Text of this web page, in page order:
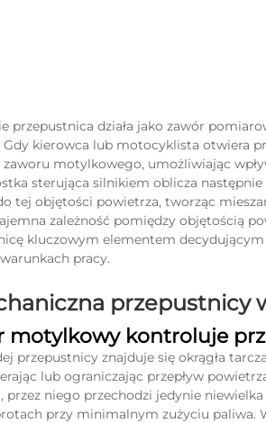
przepustnica działa jako zawór
Gdy kierowca lub motocyklista otwiera
motylkowego, umożliwiając
sterująca silnikiem oblicza
tej objętości powietrza, tworząc
zależność pomiędzy objętością
kluczowym elementem
pracy.
przepustnicy
motylkowy kontroluje
przepustnicy znajduje się okrągła
lub ograniczając przepływ
przez niego przechodzi jedynie
przy minimalnym zużyciu paliwa.